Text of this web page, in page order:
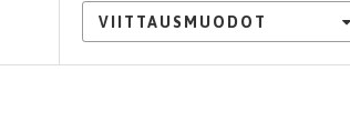
VIITTAUSMUODOT